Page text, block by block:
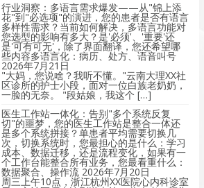
行业洞察：多语言需求爆发——从"锦上添
花"到"必选项"的演进，您的患者是否有语言
多样性需求？当前如何解决，多语言功能对
您选型的影响有多大？是'必须'、'重要'还
是'可有可无'，除了界面翻译，您还希望哪
些内容多语言化：病历、处方、语音叫号
2026年7月21日
"大妈，您说啥？我听不懂。"云南大理XX社
区诊所的护士小段，面对一位白族老奶奶，
一脸的无奈。 "段姑娘，我这个 […]
医生工作站一体化：告别"多个系统反复
切"的噩梦，您的医生工作站是整合一体还
是多个系统拼接？单患者平均需要切换几
次，切换系统时，您最担心的是什么：学习
成本、数据迁移，还是流程变化，如果有一
个工作台能整合所有业务，您最看重什么：
数据聚合、操作流 2026年7月20日
周三上午10点，浙江杭州XX医院心内科诊室